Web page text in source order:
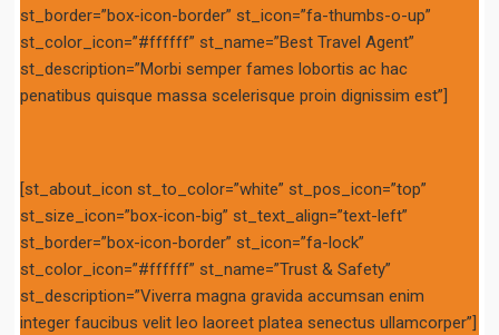
st_border=”box-icon-border” st_icon=”fa-thumbs-o-up”
st_color_icon=”#ffffff” st_name=”Best Travel Agent”
st_description=”Morbi semper fames lobortis ac hac
penatibus quisque massa scelerisque proin dignissim est”]
[st_about_icon st_to_color=”white” st_pos_icon=”top”
st_size_icon=”box-icon-big” st_text_align=”text-left”
st_border=”box-icon-border” st_icon=”fa-lock”
st_color_icon=”#ffffff” st_name=”Trust & Safety”
st_description=”Viverra magna gravida accumsan enim
integer faucibus velit leo laoreet platea senectus ullamcorper”]